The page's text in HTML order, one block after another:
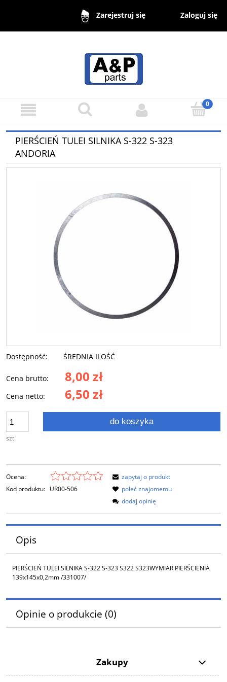
Zarejestruj się Zaloguj się
PIERŚCIEŃ TULEI SILNIKA S-322 S-323
ANDORIA
Dostępność: ŚREDNIA ILOŚĆ
Cena brutto: 8,00 zł
Cena netto: 6,50 zł
szt.
do koszyka
Ocena:
Kod produktu: UR00-506
zapytaj o produkt
poleć znajomemu
dodaj opinię
Opis
PIERŚCIEŃ TULEI SILNIKA S-322 S-323 S322 S323WYMIAR PIERŚCIENIA
139x145x0,2mm /331007/
Opinie o produkcie (0)
Zakupy